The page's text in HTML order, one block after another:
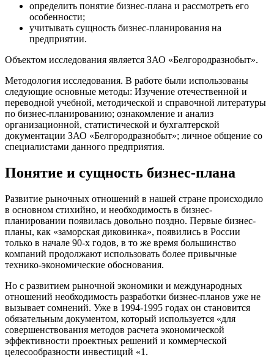
определить понятие бизнес-плана и рассмотреть его
особенности;
учитывать сущность бизнес-планирования на
предприятии.
Объектом исследования является ЗАО «Белгородразнобыт».
Методология исследования. В работе были использованы
следующие основные методы: Изучение отечественной и
переводной учебной, методической и справочной литературы
по бизнес-планированию; ознакомление и анализ
организационной, статистической и бухгалтерской
документации ЗАО «Белгородразнобыт»; личное общение со
специалистами данного предприятия.
Понятие и сущность бизнес-плана
Развитие рыночных отношений в нашей стране происходило
в основном стихийно, и необходимость в бизнес-
планировании появилась довольно поздно. Первые бизнес-
планы, как «заморская диковинка», появились в России
только в начале 90-х годов, в то же время большинство
компаний продолжают использовать более привычные
технико-экономические обоснования.
Но с развитием рыночной экономики и международных
отношений необходимость разработки бизнес-планов уже не
вызывает сомнений. Уже в 1994-1995 годах он становится
обязательным документом, который используется «для
совершенствования методов расчета экономической
эффективности проектных решений и коммерческой
целесообразности инвестиций «1.